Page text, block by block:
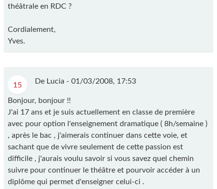
théâtrale en RDC ?
Cordialement,
Yves.
15 De Lucia - 01/03/2008, 17:53
Bonjour, bonjour !!
J'ai 17 ans et je suis actuellement en classe de première
avec pour option l'enseignement dramatique ( 8h/semaine )
, après le bac , j'aimerais continuer dans cette voie, et
sachant que de vivre seulement de cette passion est
difficile , j'aurais voulu savoir si vous savez quel chemin
suivre pour continuer le théâtre et pourvoir accéder à un
diplôme qui permet d'enseigner celui-ci .